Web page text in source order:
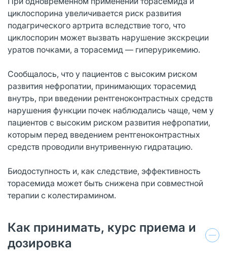
циклоспорина увеличивается риск развития
подагрического артрита вследствие того, что
циклоспорин может вызвать нарушение экскреции
уратов почками, а торасемид ― гиперурикемию.
Сообщалось, что у пациентов с высоким риском
развития нефропатии, принимающих торасемид
внутрь, при введении рентгеноконтрастных средств
нарушения функции почек наблюдались чаще, чем у
пациентов с высоким риском развития нефропатии,
которым перед введением рентгеноконтрастных
средств проводили внутривенную гидратацию.
Биодоступность и, как следствие, эффективность
торасемида может быть снижена при совместной
терапии с колестирамином.
Как принимать, курс приема и
дозировка